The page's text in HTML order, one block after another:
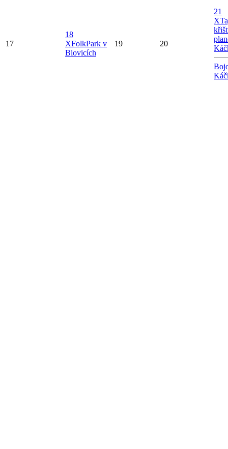
17
18
XFolkPark v
Blovicích
19 20
21
X